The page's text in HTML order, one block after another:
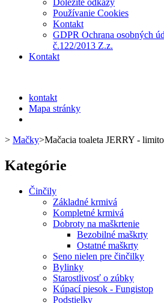
Dôležité odkazy
Používanie Cookies
Kontakt
GDPR Ochrana osobných
č.122/2013 Z.z.
Kontakt
kontakt
Mapa stránky
> Mačky>Mačacia toaleta JERRY -
Kategórie
Činčily
Základné krmivá
Kompletné krmivá
Dobroty na maškrtenie
Bezobilné maškrty
Ostatné maškrty
Seno nielen pre činčilky
Bylinky
Starostlivosť o zúbky
Kúpací piesok - Fungistop
Podstielky